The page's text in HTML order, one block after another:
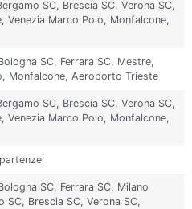
SC, Brescia SC, Verona SC,
Venezia Marco Polo, Monfalcone,
SC, Ferrara SC, Mestre,
Monfalcone, Aeroporto Trieste
SC, Brescia SC, Verona SC,
Venezia Marco Polo, Monfalcone,
SC, Ferrara SC, Milano
SC, Brescia SC, Verona SC,